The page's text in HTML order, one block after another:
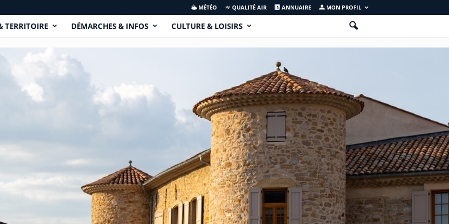
MÉTÉO QUALITÉ AIR ANNUAIRE MON PROFIL
TERRITOIRE DÉMARCHES & INFOS CULTURE & LOISIRS